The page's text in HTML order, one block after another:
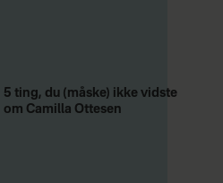
5 ting, du (måske) ikke vidste
om Camilla Ottesen